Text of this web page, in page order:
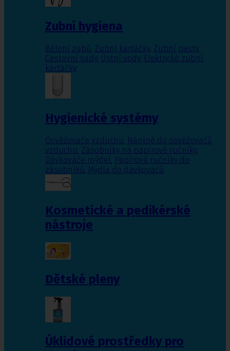
Zubní hygiena
Bělení zubů, Zubní kartáčky, Zubní pasty,
Cestovní sady, Ústní vody, Elektrické zubní
kartáčky
Hygienické systémy
Osvěžovače vzduchu, Náplně do osvěžovačů
vzduchu, Zásobníky na papírové ručníky,
Dávkováče mýdel, Papírové ručníky do
zásobníků, Mýdla do dávkovačů
Kosmetické a pedikérské
nástroje
Dětské pleny
Úklidové prostředky pro